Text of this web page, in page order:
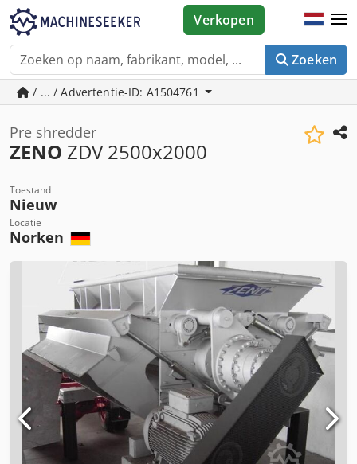
Zoeken
Verkopen
/ ... / Advertentie-ID: A1504761
Pre shredder
ZENO ZDV 2500x2000
Toestand
Nieuw
Locatie
Norken